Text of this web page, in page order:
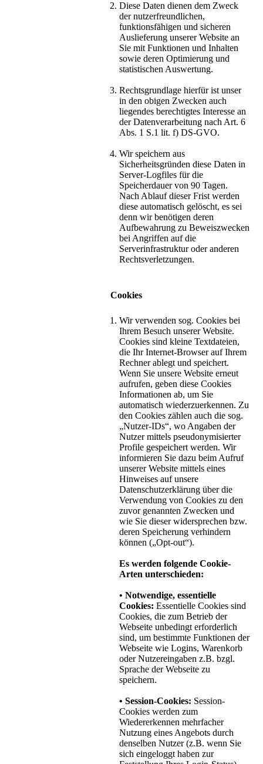
Diese Daten dienen dem Zweck
der nutzerfreundlichen,
funktionsfähigen und sicheren
Auslieferung unserer Website an
Sie mit Funktionen und Inhalten
sowie deren Optimierung und
statistischen Auswertung.
Rechtsgrundlage hierfür ist unser
in den obigen Zwecken auch
liegendes berechtigtes Interesse an
der Datenverarbeitung nach Art. 6
Abs. 1 S.1 lit. f) DS-GVO.
Wir speichern aus
Sicherheitsgründen diese Daten in
Server-Logfiles für die
Speicherdauer von 90 Tagen.
Nach Ablauf dieser Frist werden
diese automatisch gelöscht, es sei
denn wir benötigen deren
Aufbewahrung zu Beweiszwecken
bei Angriffen auf die
Serverinfrastruktur oder anderen
Rechtsverletzungen.
Cookies
Wir verwenden sog. Cookies bei
Ihrem Besuch unserer Website.
Cookies sind kleine Textdateien,
die Ihr Internet-Browser auf Ihrem
Rechner ablegt und speichert.
Wenn Sie unsere Website erneut
aufrufen, geben diese Cookies
Informationen ab, um Sie
automatisch wiederzuerkennen. Zu
den Cookies zählen auch die sog.
„Nutzer-IDs“, wo Angaben der
Nutzer mittels pseudonymisierter
Profile gespeichert werden. Wir
informieren Sie dazu beim Aufruf
unserer Website mittels eines
Hinweises auf unsere
Datenschutzerklärung über die
Verwendung von Cookies zu den
zuvor genannten Zwecken und
wie Sie dieser widersprechen bzw.
deren Speicherung verhindern
können („Opt-out“).
Es werden folgende Cookie-
Arten unterschieden:
• Notwendige, essentielle
Cookies: Essentielle Cookies sind
Cookies, die zum Betrieb der
Webseite unbedingt erforderlich
sind, um bestimmte Funktionen der
Webseite wie Logins, Warenkorb
oder Nutzereingaben z.B. bzgl.
Sprache der Webseite zu
speichern.
• Session-Cookies: Session-
Cookies werden zum
Wiedererkennen mehrfacher
Nutzung eines Angebots durch
denselben Nutzer (z.B. wenn Sie
sich eingeloggt haben zur